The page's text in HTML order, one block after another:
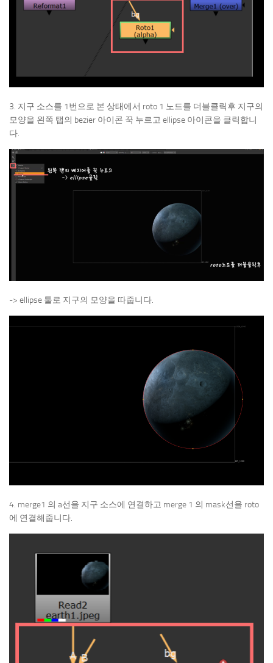
3. 지구 소스를 1번으로 본 상태에서 roto 1 노드를 더블클릭후 지구의
모양을 왼쪽 탭의 bezier 아이콘 꾹 누르고 ellipse 아이콘을 클릭합니
다.
-> ellipse 툴로 지구의 모양을 따줍니다.
4. merge1 의 a선을 지구 소스에 연결하고 merge 1 의 mask선을 roto
에 연결해줍니다.